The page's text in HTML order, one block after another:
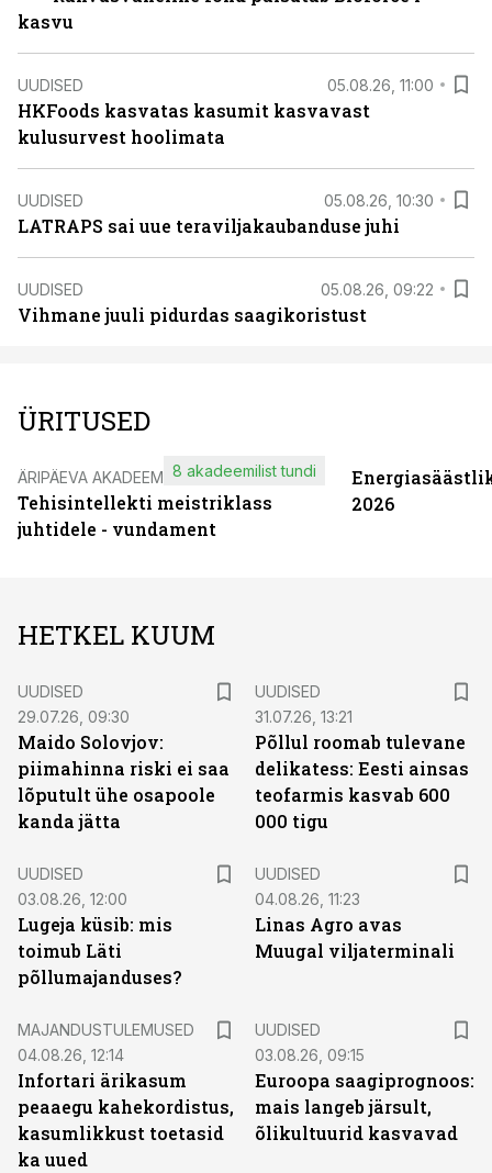
kasvu
UUDISED 05.08.26, 11:00
HKFoods kasvatas kasumit kasvavast
kulusurvest hoolimata
UUDISED 05.08.26, 10:30
LATRAPS sai uue teraviljakaubanduse juhi
UUDISED 05.08.26, 09:22
Vihmane juuli pidurdas saagikoristust
ÜRITUSED
ÄRIPÄEVA AKADEEMIA
Tehisintellekti meistriklass
juhtidele - vundament
8 akadeemilist tundi
2026
HETKEL KUUM
UUDISED
29.07.26, 09:30
Maido Solovjov:
piimahinna riski ei saa
lõputult ühe osapoole
kanda jätta
UUDISED
31.07.26, 13:21
Põllul roomab tulevane
delikatess: Eesti ainsas
teofarmis kasvab 600
000 tigu
UUDISED
03.08.26, 12:00
Lugeja küsib: mis
toimub Läti
põllumajanduses?
UUDISED
04.08.26, 11:23
Linas Agro avas
Muugal viljaterminali
MAJANDUSTULEMUSED
04.08.26, 12:14
Infortari ärikasum
peaaegu kahekordistus,
kasumlikkust toetasid
ka uued
UUDISED
03.08.26, 09:15
Euroopa saagiprognoos:
mais langeb järsult,
õlikultuurid kasvavad